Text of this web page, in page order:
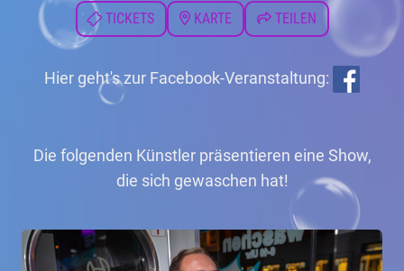
TICKETS KARTE TEILEN
Hier geht's zur Facebook-Veranstaltung:
Die folgenden Künstler präsentieren eine Show,
die sich gewaschen hat!